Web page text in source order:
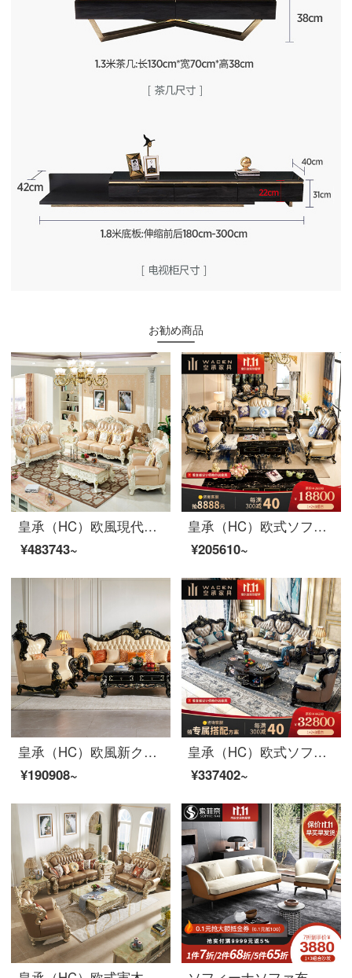
お勧め商品
皇承（HC）欧風現代高級客間ソファ皮芸実木ソファ866 123ソファ1.3長何2.2テレビキャビネット1.3円テーブル6食事椅子
¥483743~
皇承（HC）欧式ソファアメリカ式実木家具別荘真皮ソファ中小型ソファH 722欧式黒古典/タイゴム木彫り真牛革ソファ123セット
¥205610~
皇承（HC）欧風新クラウン実木彫刻ソファセット本革客間家具セット新古典クラウンシリーズ【4位】
¥190908~
皇承（HC）欧式ソファ洋館の本革ソファアメリカ式軽量高分の実木ソファ家具886軽豪華黒古典/原木両面彫刻本物牛皮ソファ123
¥337402~